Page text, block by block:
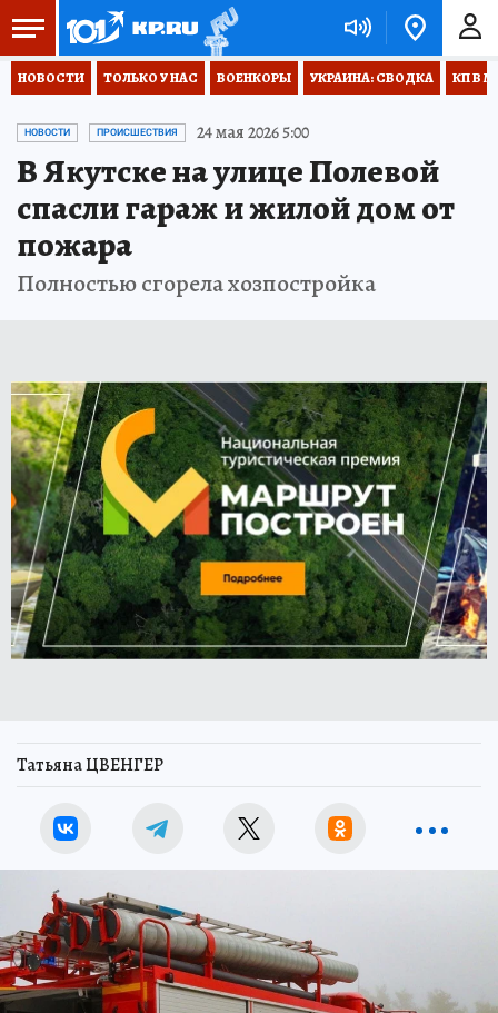
НОВОСТИ ТОЛЬКО У НАС ВОЕНКОРЫ УКРАИНА: СВОДКА КП В
НОВОСТИ ПРОИСШЕСТВИЯ 24 мая 2026 5:00
В Якутске на улице Полевой
спасли гараж и жилой дом от
пожара
Полностью сгорела хозпостройка
Татьяна ЦВЕНГЕР